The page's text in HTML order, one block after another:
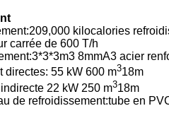
kilocalories
carrée de 600 T/h
8mmA3 acier
directes: 55 kW 600 m318m
22 kW 250 m318m
de refroidissement:tube en